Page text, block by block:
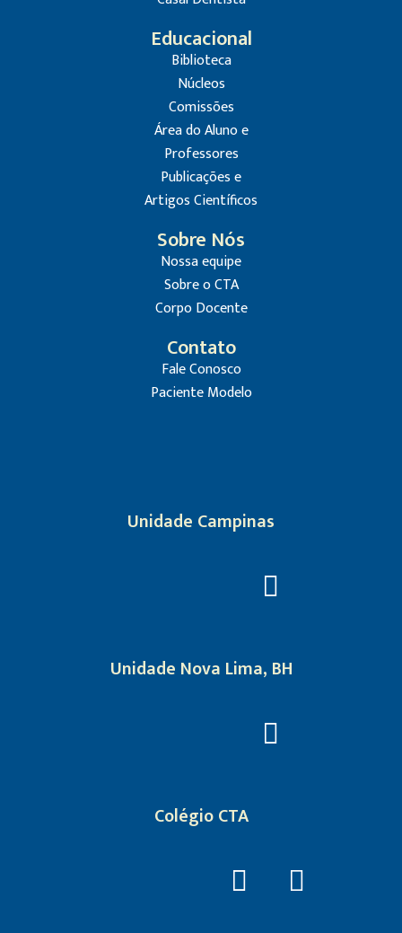
Educacional
Biblioteca
Núcleos
Comissões
Área do Aluno e
Professores
Publicações e
Artigos Científicos
Sobre Nós
Nossa equipe
Sobre o CTA
Corpo Docente
Contato
Fale Conosco
Paciente Modelo
Unidade Campinas
Unidade Nova Lima, BH
Colégio CTA